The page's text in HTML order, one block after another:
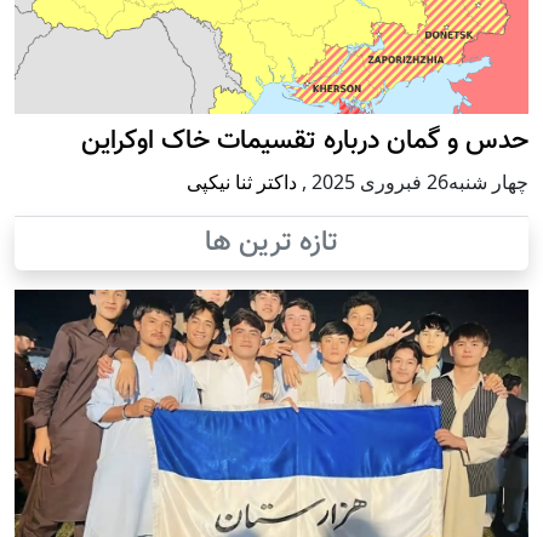
حدس و گمان درباره تقسیمات خاک اوکراین
چهار شنبه26 فبروری 2025 , داکتر ثنا نیکپی
تازه ترین ها